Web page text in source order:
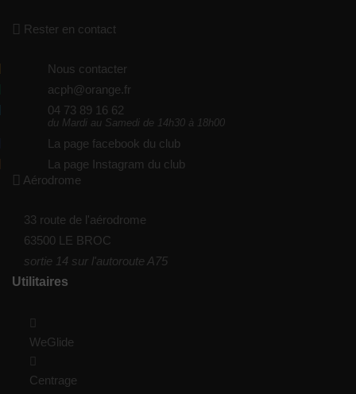
Rester en contact
Nous contacter
acph@orange.fr
04 73 89 16 62
du Mardi au Samedi de 14h30 à 18h00
La page facebook du club
La page Instagram du club
Aérodrome
33 route de l'aérodrome
63500 LE BROC
sortie 14 sur l'autoroute A75
Utilitaires
WeGlide
Centrage